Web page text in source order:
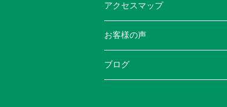
アクセスマップ
お客様の声
ブログ